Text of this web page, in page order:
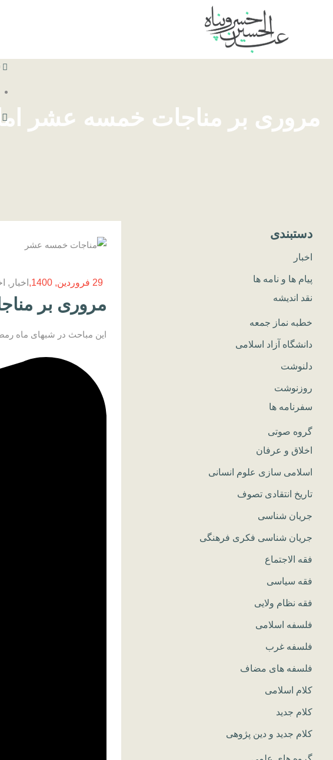
مروری بر مناجات خمسه عشر
29 فروردین, 1400 اخبار ,
مروری بر
این مباحث در شبهای ماه رمضان 1442 برای ایرانایان مقیم انگلستان
دستبندی
اخبار
پیام ها و نامه ها
نقد اندیشه
خطبه نماز جمعه
دانشگاه آزاد اسلامی
دلنوشت
روزنوشت
سفرنامه ها
گروه صوتی
اخلاق و عرفان
اسلامی سازی علوم انسانی
تاریخ انتقادی تصوف
جریان شناسی
جریان شناسی فکری فرهنگی
فقه الاجتماع
فقه سیاسی
فقه نظام ولایی
فلسفه اسلامی
فلسفه غرب
فلسفه های مضاف
کلام اسلامی
کلام جدید
کلام جدید و دین پژوهی